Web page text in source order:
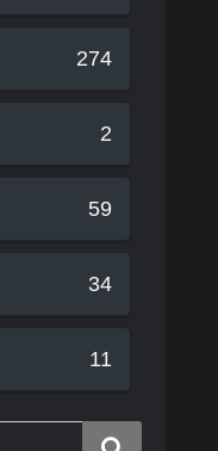
274
2
59
34
11